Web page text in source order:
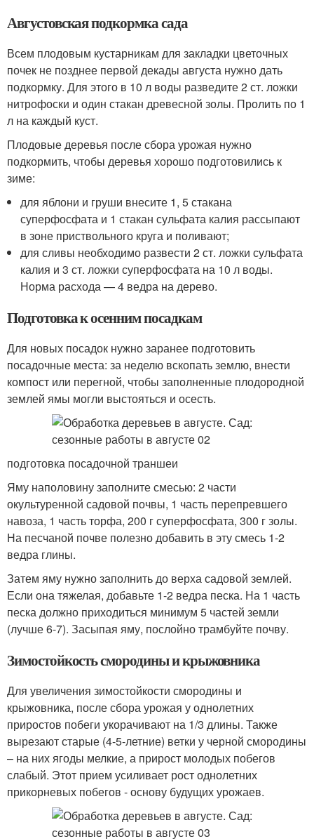
Августовская подкормка сада
Всем плодовым кустарникам для закладки цветочных
почек не позднее первой декады августа нужно дать
подкормку. Для этого в 10 л воды разведите 2 ст. ложки
нитрофоски и один стакан древесной золы. Пролить по 1
л на каждый куст.
Плодовые деревья после сбора урожая нужно
подкормить, чтобы деревья хорошо подготовились к
зиме:
для яблони и груши внесите 1, 5 стакана
суперфосфата и 1 стакан сульфата калия рассыпают
в зоне приствольного круга и поливают;
для сливы необходимо развести 2 ст. ложки сульфата
калия и 3 ст. ложки суперфосфата на 10 л воды.
Норма расхода — 4 ведра на дерево.
Подготовка к осенним посадкам
Для новых посадок нужно заранее подготовить
посадочные места: за неделю вскопать землю, внести
компост или перегной, чтобы заполненные плодородной
землей ямы могли выстояться и осесть.
подготовка посадочной траншеи
Яму наполовину заполните смесью: 2 части
окультуренной садовой почвы, 1 часть перепревшего
навоза, 1 часть торфа, 200 г суперфосфата, 300 г золы.
На песчаной почве полезно добавить в эту смесь 1-2
ведра глины.
Затем яму нужно заполнить до верха садовой землей.
Если она тяжелая, добавьте 1-2 ведра песка. На 1 часть
песка должно приходиться минимум 5 частей земли
(лучше 6-7). Засыпая яму, послойно трамбуйте почву.
Зимостойкость смородины и крыжовника
Для увеличения зимостойкости смородины и
крыжовника, после сбора урожая у однолетних
приростов побеги укорачивают на 1/3 длины. Также
вырезают старые (4-5-летние) ветки у черной смородины
– на них ягоды мелкие, а прирост молодых побегов
слабый. Этот прием усиливает рост однолетних
прикорневых побегов - основу будущих урожаев.